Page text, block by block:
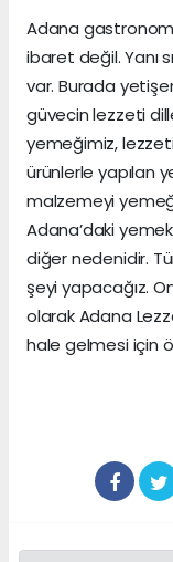
Adana
ibaret değil. Yanı
var. Burada
güvecin lezzeti
yemeğimiz,
ürünlerle yapılan
malzemeyi
Adana’daki
diğer nedenidir.
şeyi yapacağız.
olarak Adana
hale gelmesi için